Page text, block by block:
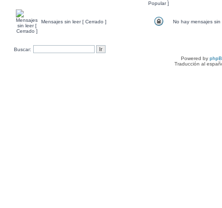
Mensajes sin leer [ Cerrado ] No hay mensajes
Buscar:
Powered by
Traducción al